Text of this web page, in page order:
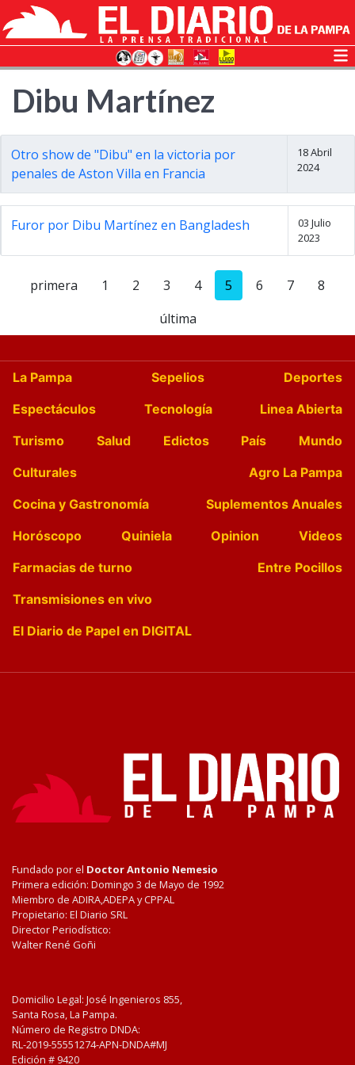
Dibu Martínez
Otro show de "Dibu" en la victoria por
penales de Aston Villa en Francia
18 Abril
2024
Furor por Dibu Martínez en Bangladesh
03 Julio
2023
primera 1 2 3 4 5 6 7
8
última
La Pampa Sepelios
Deportes
Espectáculos
Tecnología
Linea Abierta
Turismo
Salud Edictos País
Mundo
Culturales
Agro La Pampa
Cocina y Gastronomía
Suplementos Anuales
Horóscopo
Quiniela Opinion
Videos
Farmacias de turno
Entre Pocillos
Transmisiones en vivo
El Diario de Papel en DIGITAL
Fundado por el Doctor Antonio Nemesio
Primera edición: Domingo 3 de Mayo de 1992
Miembro de ADIRA,ADEPA y CPPAL
Propietario: El Diario SRL
Director Periodístico:
Walter René Goñi
Domicilio Legal: José Ingenieros 855,
Santa Rosa, La Pampa.
Número de Registro DNDA:
RL-2019-55551274-APN-DNDA#MJ
Edición # 9420